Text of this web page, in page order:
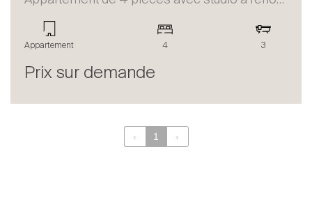
Contacter
Le blog
Appartement 4 3
Prix sur demande
‹ 1 ›